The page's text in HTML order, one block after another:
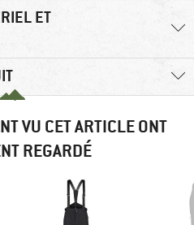
ET
VU CET ARTICLE ONT
REGARDÉ